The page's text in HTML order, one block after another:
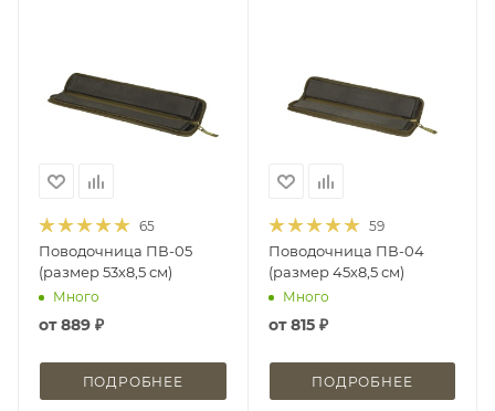
65
Поводочница ПВ-05
(размер 53х8,5 см)
Много
от889 ₽
ПОДРОБНЕЕ
59
Поводочница ПВ-04
(размер 45х8,5 см)
Много
от815 ₽
ПОДРОБНЕЕ